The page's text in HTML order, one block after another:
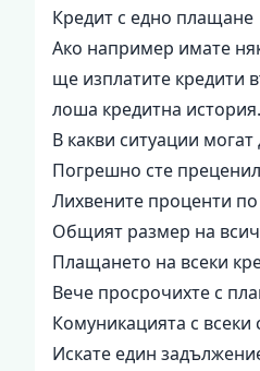
Кредит с едно плащане
Ако например имате
ще изплатите кредити
лоша кредитна история.
В какви ситуации
Погрешно сте
Лихвените проценти
Общият размер на
Плащането на всеки
Вече просрочихте с
Комуникацията с
Искате един